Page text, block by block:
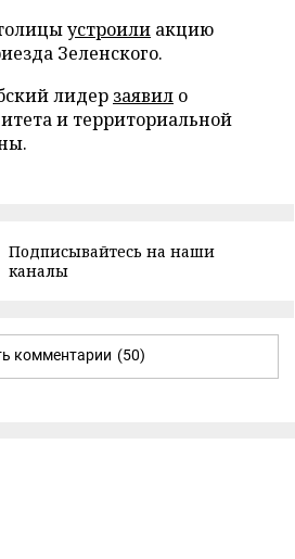
устроили акцию
Зеленского.
лидер заявил о
и территориальной
Подписывайтесь на наши
каналы
комментарии (50)